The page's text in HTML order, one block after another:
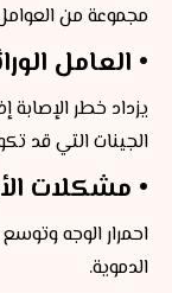
مجموعة من
• العامل
يزداد خطر
الجينات التي قد
• مشكلات
احمرار الوجه
الدموية.